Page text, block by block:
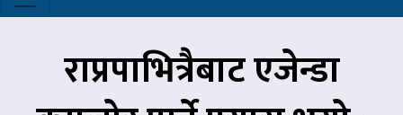
राप्रपाभित्रैबाट एजेन्डा